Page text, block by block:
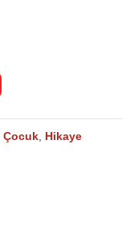
Çocuk Hikaye